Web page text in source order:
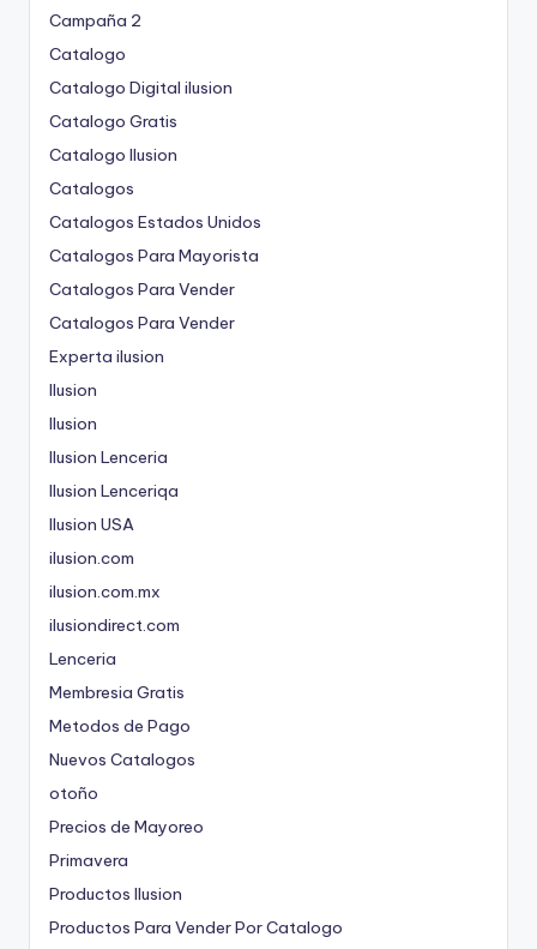
Campaña 2
Catalogo
Catalogo Digital ilusion
Catalogo Gratis
Catalogo Ilusion
Catalogos
Catalogos Estados Unidos
Catalogos Para Mayorista
Catalogos Para Vender
Catalogos Para Vender
Experta ilusion
Ilusion
Ilusion
Ilusion Lenceria
Ilusion Lenceriqa
Ilusion USA
ilusion.com
ilusion.com.mx
ilusiondirect.com
Lenceria
Membresia Gratis
Metodos de Pago
Nuevos Catalogos
otoño
Precios de Mayoreo
Primavera
Productos Ilusion
Productos Para Vender Por Catalogo